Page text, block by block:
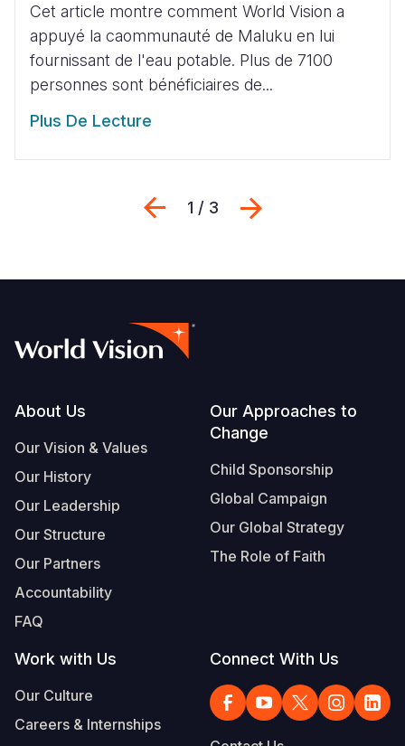
Cet article montre comment World Vision a
appuyé la caommunauté de Maluku en lui
fournissant de l'eau potable. Plus de 7100
personnes sont bénéficiaires de...
Plus De Lecture
Previous
1 / 3
Footer
About Us
Our Vision & Values
Our History
Our Leadership
Our Structure
Our Partners
Accountability
FAQ
Our Approaches to
Change
Child Sponsorship
Global Campaign
Our Global Strategy
The Role of Faith
Work with Us
Our Culture
Careers & Internships
Connect With Us